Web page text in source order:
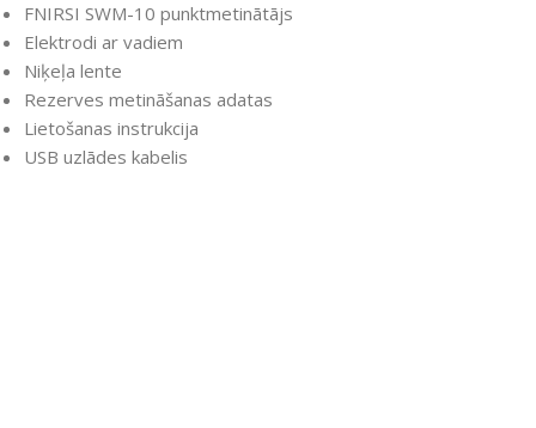
FNIRSI SWM-10 punktmetinātājs
Elektrodi ar vadiem
Niķeļa lente
Rezerves metināšanas adatas
Lietošanas instrukcija
USB uzlādes kabelis